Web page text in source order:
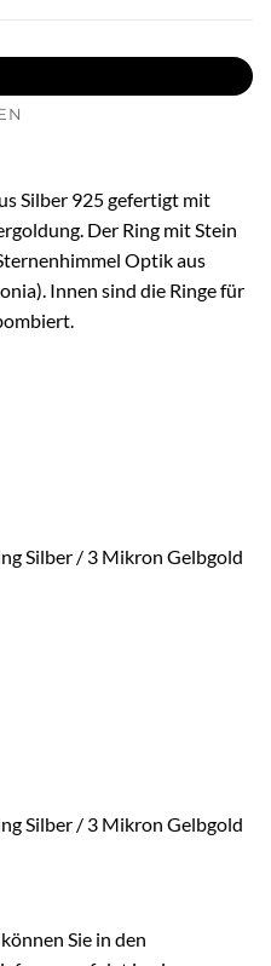
Silber 925 gefertigt mit
Der Ring mit Stein
Optik aus
Innen sind die Ringe für
Silber / 3 Mikron Gelbgold
Silber / 3 Mikron Gelbgold
Sie in den